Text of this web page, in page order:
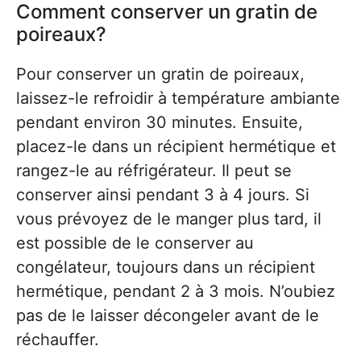
Comment conserver un gratin de
poireaux?
Pour conserver un gratin de poireaux,
laissez-le refroidir à température ambiante
pendant environ 30 minutes. Ensuite,
placez-le dans un récipient hermétique et
rangez-le au réfrigérateur. Il peut se
conserver ainsi pendant 3 à 4 jours. Si
vous prévoyez de le manger plus tard, il
est possible de le conserver au
congélateur, toujours dans un récipient
hermétique, pendant 2 à 3 mois. N’oubiez
pas de le laisser décongeler avant de le
réchauffer.